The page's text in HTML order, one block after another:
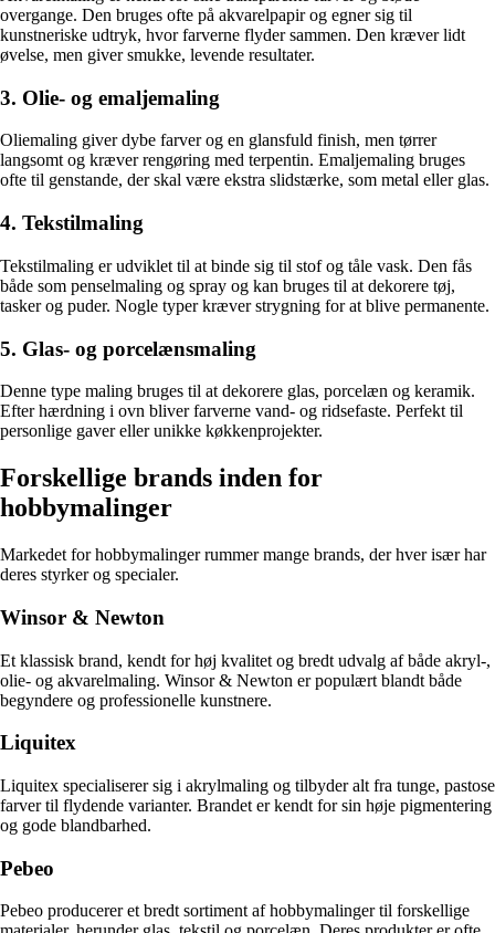
overgange. Den bruges ofte på akvarelpapir og egner sig til
kunstneriske udtryk, hvor farverne flyder sammen. Den kræver lidt
øvelse, men giver smukke, levende resultater.
3. Olie- og emaljemaling
Oliemaling giver dybe farver og en glansfuld finish, men tørrer
langsomt og kræver rengøring med terpentin. Emaljemaling bruges
ofte til genstande, der skal være ekstra slidstærke, som metal eller glas.
4. Tekstilmaling
Tekstilmaling er udviklet til at binde sig til stof og tåle vask. Den fås
både som penselmaling og spray og kan bruges til at dekorere tøj,
tasker og puder. Nogle typer kræver strygning for at blive permanente.
5. Glas- og porcelænsmaling
Denne type maling bruges til at dekorere glas, porcelæn og keramik.
Efter hærdning i ovn bliver farverne vand- og ridsefaste. Perfekt til
personlige gaver eller unikke køkkenprojekter.
Forskellige brands inden for
hobbymalinger
Markedet for hobbymalinger rummer mange brands, der hver især har
deres styrker og specialer.
Winsor & Newton
Et klassisk brand, kendt for høj kvalitet og bredt udvalg af både akryl-,
olie- og akvarelmaling. Winsor & Newton er populært blandt både
begyndere og professionelle kunstnere.
Liquitex
Liquitex specialiserer sig i akrylmaling og tilbyder alt fra tunge, pastose
farver til flydende varianter. Brandet er kendt for sin høje pigmentering
og gode blandbarhed.
Pebeo
Pebeo producerer et bredt sortiment af hobbymalinger til forskellige